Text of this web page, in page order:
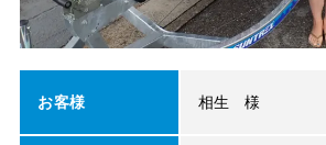
お客様 相生 様